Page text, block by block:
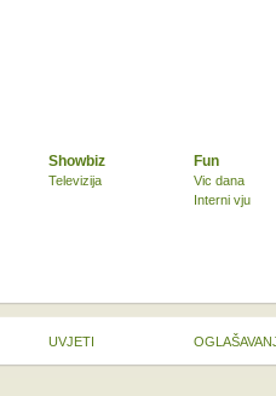
Showbiz
Televizija
Fun
Vic dana
Interni vju
UVJETI